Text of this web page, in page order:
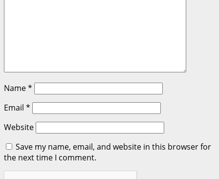
Name*
Email *
Website
Save my name, email, and website in this browser for
the next time I comment.